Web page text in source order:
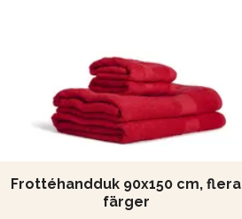
Frottéhandduk 90x150 cm, flera
färger